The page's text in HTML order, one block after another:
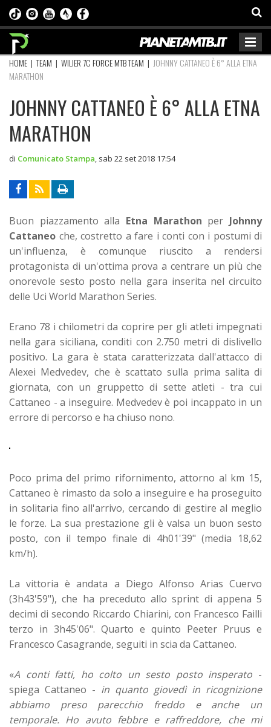
HOME |TEAM | WILIER 7C FORCE MTB TEAM | JOHNNY CATTANEO È 6° ALLA ETNA
MARATHON
JOHNNY CATTANEO È 6° ALLA ETNA
MARATHON
di Comunicato Stampa sab 22 set 2018 17:54
Buon piazzamento alla Etna Marathon per Johnny
Cattaneo che, costretto a fare i conti con i postumi di
un'influenza, è comunque riuscito a rendersi
protagonista di un'ottima prova a centrare un più che
onorevole sesto posto nella gara inserita nel circuito
delle Uci World Marathon Series.
Erano 78 i chilometri da coprire per gli atleti impegnati
nella gara siciliana, conditi con 2.750 metri di dislivello
positivo. La gara è stata caratterizzata dall'attacco di
Alexei Medvedev, che è scattato sulla prima salita di
giornata, con un gruppetto di sette atleti - tra cui
Cattaneo - a inseguire. Medvedev è poi incappato in un
errore di percorso e ha chiuso nono.
Poco prima del primo rifornimento, attorno al km 15,
Cattaneo è rimasto da solo a inseguire e ha proseguito
in solitaria fino all'arrivo, cercando di gestire al meglio
le forze. La sua prestazione gli è valsa un buon sesto
posto, con il tempo finale di 4h01'39" (media 18,62
km/h).
La vittoria è andata a Diego Alfonso Arias Cuervo
(3h43'59"), che ha preceduto allo sprint di appena 5
decimi di secondo Riccardo Chiarini, con Francesco Failli
terzo in 3h45'06". Quarto e quinto Peeter Pruus e
Francesco Casagrande, seguiti in scia da Cattaneo.
«A conti fatti, ho colto un sesto posto insperato -
spiega Cattaneo - in quanto giovedì in ricognizione
abbiamo preso parecchio freddo e anche un
temporale. Ho avuto febbre e raffreddore, che mi